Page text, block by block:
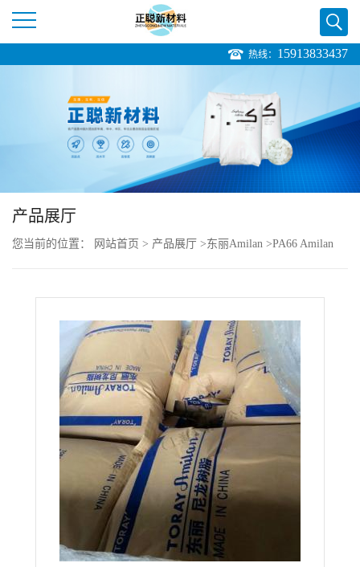
公
热线： 15913833437
产品展厅
您当前的位置： 网站首页 > 产品展厅 >东丽Amilan >PA66 Amilan